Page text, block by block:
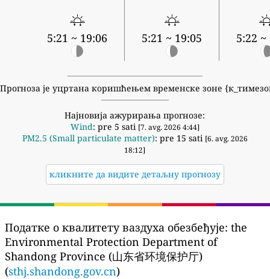
5:21 ~ 19:06 5:21 ~ 19:05 5:22 ~
Прогноза је уцртана коришћењем временске зоне
Најновија ажурирања прогнозе:
Wind: pre 5 sati [7. avg. 2026 4:44]
PM2.5 (Small particulate matter): pre 15 sati [6. avg. 2026
18:12]
кликните да видите детаљну прогнозу
Податке о квалитету ваздуха обезбеђује: the
Environmental Protection Department of
Shandong Province (山东省环境保护厅)
(sthj.shandong.gov.cn)